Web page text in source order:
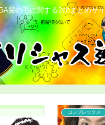
髪の毛に関する2chまとめサ
コンプレックス